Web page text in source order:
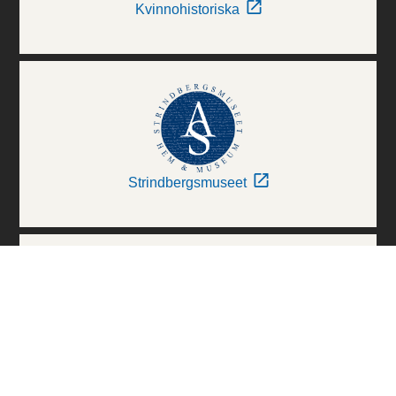
Kvinnohistoriska
Strindbergsmuseet